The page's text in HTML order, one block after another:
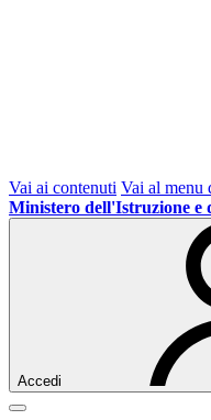
Vai ai contenuti Vai al menu
Ministero dell'Istruzione e
Accedi